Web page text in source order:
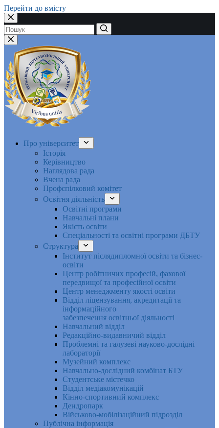
Перейти до вмісту
Немає
результатів
Про університет
Історія
Керівництво
Наглядова рада
Вчена рада
Профспілковий комітет
Освітня діяльність
Освітні програми
Навчальні плани
Якість освіти
Спеціальності та освітні програми ДБТУ
Структура
Інститут післядипломної освіти та бізнес-
освіти
Центр робітничих професій, фахової
передвищої та професійної освіти
Центр менеджменту якості освіти
Відділ ліцензування, акредитації та
інформаційного
забезпечення освітньої діяльності
Навчальний відділ
Редакційно-видавничий відділ
Проблемні та галузеві науково-дослідні
лабораторії
Музейний комплекс
Навчально-дослідний комбінат БТУ
Студентське містечко
Відділ медіакомунікацій
Кінно-спортивний комплекс
Дендропарк
Військово-мобілізаційний підрозділ
Публічна інформація